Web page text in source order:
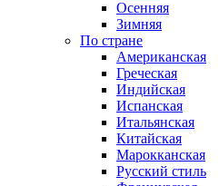
Осенняя
Зимняя
По стране
Американская
Греческая
Индийская
Испанская
Итальянская
Китайская
Марокканская
Русский стиль